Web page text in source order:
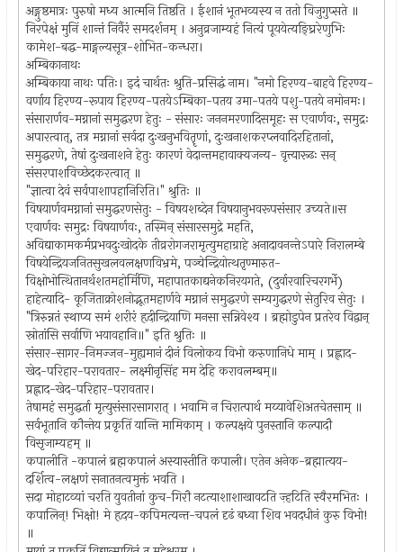
अङ्गुष्ठमात्रः पुरुषो मध्य आत्मनि तिष्ठति । ईशानं भूतभव्यस्य न ततो विजुगुप्सते ॥
निरपेक्षं मुनिं शान्तं निर्वैरं समदर्शनम् । अनुव्रजाम्यहं नित्यं पूययेत्यङ्घ्रिरेणुभिः
कामेश-बद्ध-माङ्गल्यसूत्र-शोभित-कन्धरा।
अम्बिकानाथः
अम्बिकाया नाथः पतिः। इदं चार्थतः श्रुति-प्रसिद्धं नाम। "नमो हिरण्य-बाहवे हिरण्य-
वर्णाय हिरण्य-रूपाय हिरण्य-पतयेऽम्बिका-पतय उमा-पतये पशु-पतये नमोनमः।
संसारार्णव-मग्नानां समुद्धरण हेतुः - संसारः जननमरणादिसमूहः स एवार्णवः, समुद्रः
अपारत्वात्, तत्र मग्नानां सर्वदा दुःखनुभवितॄणां, दुःखनाशकरप्लवादिरहितानां,
समुद्धरणे, तेषां दुःखनाशने हेतुः कारणं वेदान्तमहावाक्यजन्य- वृत्त्यारूढः सन्
संसरपाशविच्छेदकरत्वात् ॥
"ज्ञात्वा देवं सर्वपाशापहानिरिति।" श्रुतिः ॥
विषयार्णवमग्नानां समुद्धरणसेतुः - विषयशब्देन विषयानुभवरूपसंसार उच्यते॥स
एवार्णवः समुद्रः विषयार्णवः, तस्मिन् संसारसमुद्रे महति,
अविद्याकामकर्मप्रभवदुःखोदके तीव्ररोगजरामृत्युमहाग्राहे अनादावनन्तेऽपारे निरालम्बे
विषयेन्द्रियजनितसुखलवलक्षणविभ्रमे, पञ्चेन्द्रियोत्थतृण्मारुत-
विक्षोभोत्थितानर्थशतमहोर्मिणि, महापातकाद्यनेकनिरयगते, (दुर्वारवारिचरगर्भे)
हाहेत्यादि- कूजिताक्रोशनोद्भूतमहार्णवे मग्नानं समुद्धरणे सम्यगुद्धरणे सेतुरिव सेतुः ।
"त्रिरुन्नतं स्थाप्य समं शरीरं हृदीन्द्रियाणि मनसा सन्निवेश्य । ब्रह्मोडुपेन प्रतरेव विद्वान्
स्रोतांसि सर्वाणि भयावहानि॥" इति श्रुतिः ॥
संसार-सागर-निमज्जन-मुह्यमानं दीनं विलोकय विभो करुणानिधे माम् । प्रह्लाद-
खेद-परिहार-परावतार- लक्ष्मीनृसिंह मम देहि करावलम्बम्॥
प्रह्लाद-खेद-परिहार-परावतार।
तेषामहं समुद्धर्ता मृत्युसंसारसागरात् । भवामि न चिरात्पार्थ मय्यावेशिअतचेतसाम् ॥
सर्वभूतानि कौन्तेय प्रकृतिं यान्ति मामिकाम् । कल्पक्षये पुनस्तानि कल्पादौ
विसृजाम्यहम् ॥
कपालीति -कपालं ब्रह्मकपालं अस्यास्तीति कपाली। एतेन अनेक-ब्रह्मात्यय-
दर्शित्व-लक्षणं सनातनत्वमुक्तं भवति ।
सदा मोहाटव्यां चरति युवतीनां कुच-गिरौ नटत्याशाशाखावटति ज़्हटिति स्वैरमभितः ।
कपालिन्! भिक्षो! मे हृदय-कपिमत्यन्त-चपलं दृढं बध्वा शिव भवदधीनं कुरु विभो!
॥